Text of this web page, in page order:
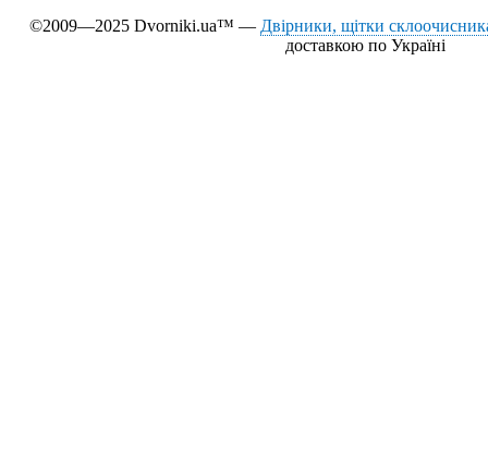
©2009—2025 Dvorniki.ua™ — Двірники, щітки
доставкою по Україні